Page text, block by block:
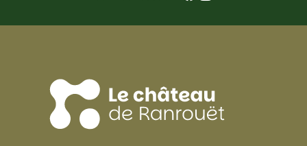
réseaux